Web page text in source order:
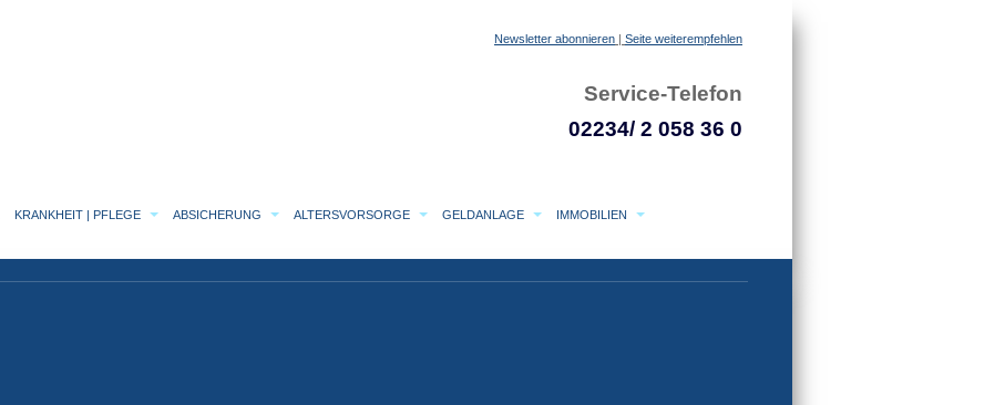
Newsletter abonnieren | Seite weiterempfehlen
Service-Telefon
02234/ 2 058 36 0
KRANKHEIT | PFLEGE ABSICHERUNG ALTERSVORSORGE GELDANLAGE IMMOBILIEN